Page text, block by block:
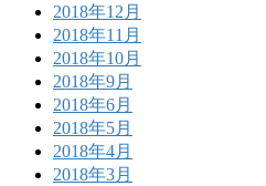
2018年12月
2018年11月
2018年10月
2018年9月
2018年6月
2018年5月
2018年4月
2018年3月